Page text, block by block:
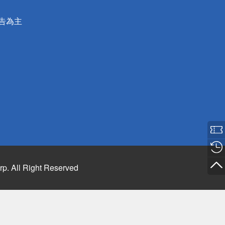
為主
All Right Reserved